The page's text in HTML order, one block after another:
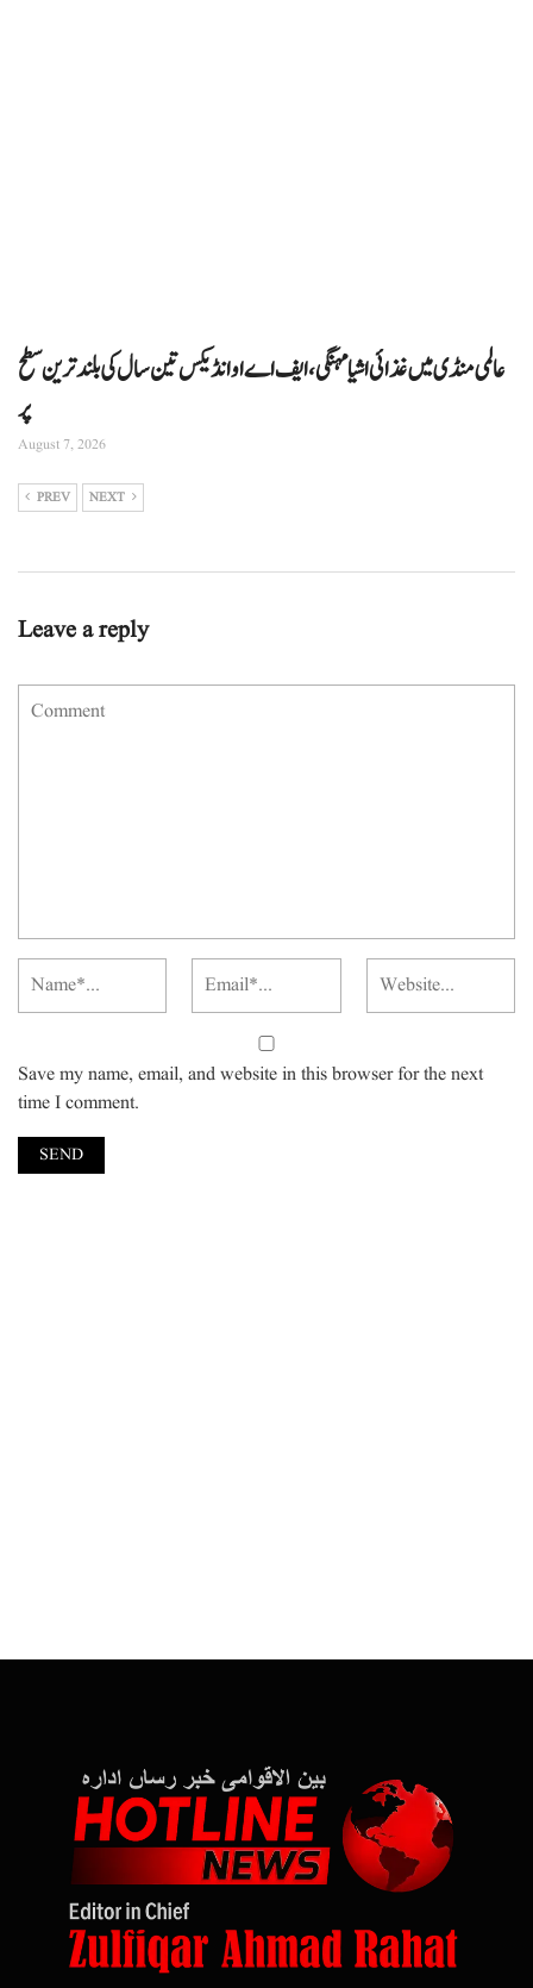
عالمی منڈی میں غذائی اشیا مہنگی، ایف اے او انڈیکس تین سال کی بلند ترین سطح
پر
August 7, 2026
PREV NEXT
Leave a reply
Save my name, email, and website in this browser for the next
time I comment.